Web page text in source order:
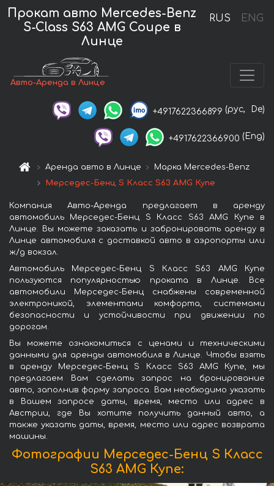
RUS ENG
Прокат авто Mercedes-Benz
S-Class S63 AMG Coupe в
Линце
Авто-Аренда в Линце
+4917622366899 (рус, De)
+4917622366900 (Eng)
Аренда авто в Линце
Марка Mercedes-Benz
Мерседес-Бенц S Класс S63 AMG Купе
Компания Авто-Аренда предлагает в аренду
автомобиль Мерседес-Бенц S Класс S63 AMG Купе в
Линце. Вы можете заказать и забронировать аренду в
Линце автомобиля с доставкой авто в аэропорты или
ж/д вокзал.
Автомобиль Мерседес-Бенц S Класс S63 AMG Купе
пользуются популярностью проката в Линце. Все
автомобили Мерседес-Бенц снабжены современной
электроникой, элементами комфорта, системами
безопасности и устойчивости при движении по
дорогам.
Вы можете ознакомиться с ценами и техническими
данными для аренды автомобиля в Линце. Чтобы взять
в аренду Мерседес-Бенц S Класс S63 AMG Купе, мы
предлагаем Вам сделать запрос на бронирование
авто, заполнив форму запроса. Вам необходимо указать
в Вашем запросе даты, время, место или адрес в
Австрии, где Вы хотите получить данный авто, а
также указать даты, время, место или адрес возврата
машины.
Фотографии Мерседес-Бенц S Класс
S63 AMG Купе: